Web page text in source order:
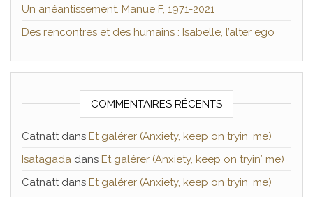
Un anéantissement. Manue F, 1971-2021
Des rencontres et des humains : Isabelle, l’alter ego
COMMENTAIRES RÉCENTS
Catnattdans Et galérer (Anxiety, keep on tryin′ me)
Isatagada dans Et galérer (Anxiety, keep on tryin′ me)
Catnattdans Et galérer (Anxiety, keep on tryin′ me)